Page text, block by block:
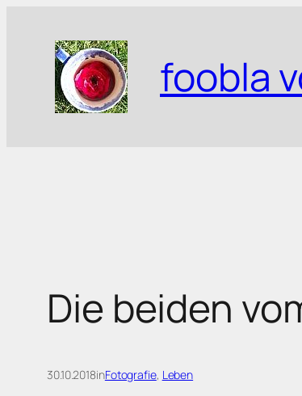
springen
foobla
Die beiden
30.10.2018inFotografie, Leben